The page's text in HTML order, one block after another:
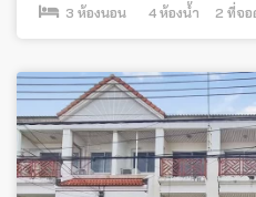
3 ห้องนอน 4 ห้องน้ำ 2 ที่จอ